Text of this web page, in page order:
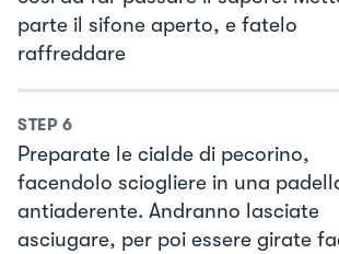
parte il sifone aperto, e fatelo
raffreddare
STEP 6
Preparate le cialde di pecorino,
facendolo sciogliere in una
antiaderente. Andranno lasciate
asciugare, per poi essere girate